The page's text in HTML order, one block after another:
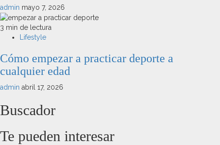
admin mayo 7, 2026
3 min de lectura
Lifestyle
Cómo empezar a practicar deporte a
cualquier edad
admin abril 17, 2026
Buscador
Te pueden interesar